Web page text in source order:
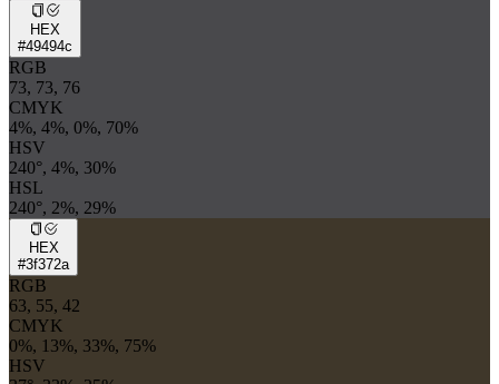
HEX
#49494c
RGB
73, 73, 76
CMYK
4%, 4%, 0%, 70%
HSV
240°, 4%, 30%
HSL
240°, 2%, 29%
HEX
#3f372a
RGB
63, 55, 42
CMYK
0%, 13%, 33%, 75%
HSV